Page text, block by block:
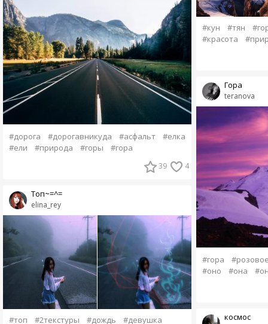
#дорога #дорогавникуда #асфальт
#елка
#ели
#природа #горы #гора
39 4
elina_rey
Топ~=^=
#топ #2текстуры #дождь
#девушка
#кун #тян
#красота
teranova
Гора
#гора
#оно
#она
космос